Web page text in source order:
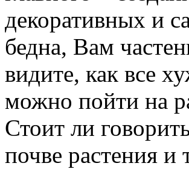
декоративных и
бедна, Вам
видите, как все
можно пойти на
Стоит ли
почве растения и